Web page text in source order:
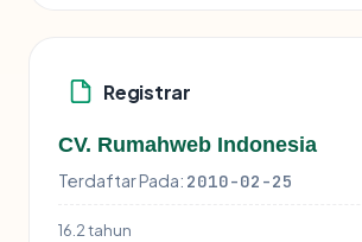
Registrar
CV. Rumahweb Indonesia
Terdaftar Pada: 2010-02-25
16.2 tahun